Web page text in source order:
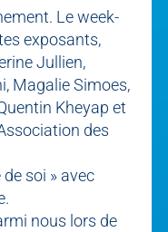
Le week-
exposants,
Jullien,
Magalie Simoes,
Kheyap et
des
soi » avec
nous lors de